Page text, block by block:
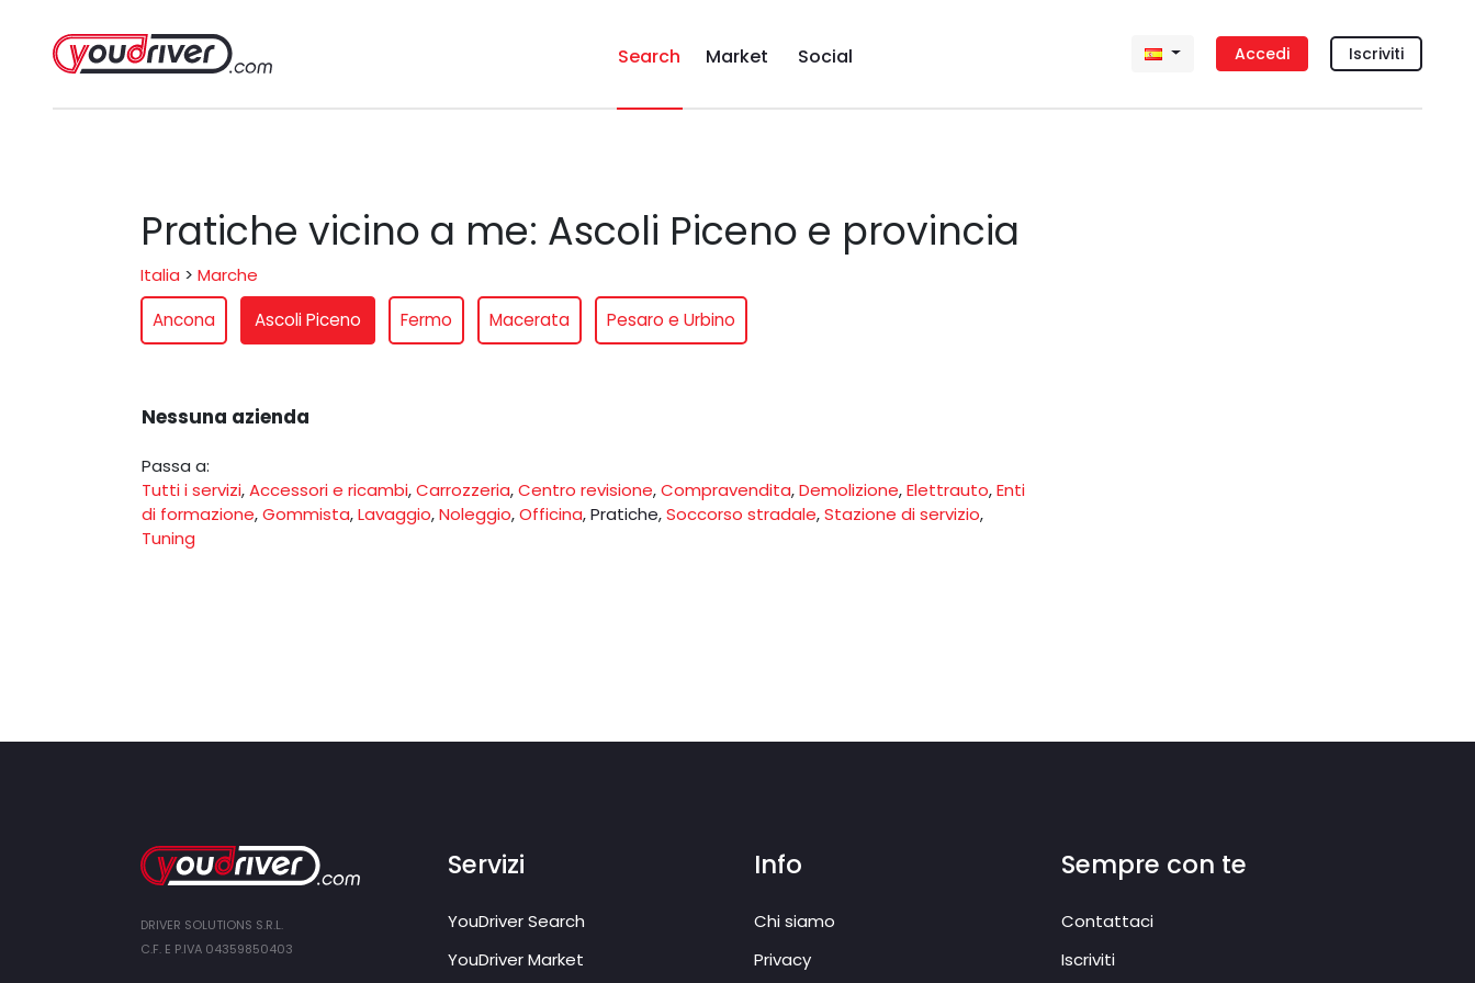
Search Market Social Accedi Iscriviti
Pratiche vicino a me: Ascoli Piceno e provincia
Italia > Marche
Ancona
Ascoli Piceno Fermo Macerata Pesaro e Urbino
Nessuna azienda
Passa a:
Tutti i servizi,Accessori e ricambi,Carrozzeria,Centro revisione,Compravendita,Demolizione,Elettrauto,Enti
di formazione,Gommista,Lavaggio,Noleggio,Officina,Pratiche,Soccorso stradale,Stazione di servizio,
Tuning
DRIVER SOLUTIONS S.R.L.
C.F. E P.IVA 04359850403
Servizi
YouDriver Search
YouDriver Market
Info
Chi siamo
Privacy
Sempre con te
Contattaci
Iscriviti